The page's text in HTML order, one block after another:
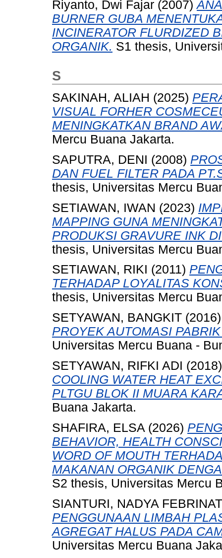
Riyanto, Dwi Fajar (2007)
BURNER GUBA
INCINERATOR FLURDIZED
ORGANIK. S1 thesis,
S
SAKINAH, ALIAH (2025)
VISUAL FORHER
MENINGKATKAN BRAND
Mercu Buana Jakarta.
SAPUTRA, DENI (2008)
DAN FUEL FILTER PADA
thesis, Universitas Mercu
SETIAWAN, IWAN (2023)
MAPPING GUNA
PRODUKSI GRAVURE INK
thesis, Universitas Mercu
SETIAWAN, RIKI (2011)
TERHADAP LOYALITAS
thesis, Universitas Mercu
SETYAWAN, BANGKIT
PROYEK AUTOMASI
Universitas Mercu Buana -
SETYAWAN, RIFKI ADI
COOLING WATER HEAT
PLTGU BLOK II MUARA
Buana Jakarta.
SHAFIRA, ELSA (2026)
BEHAVIOR, HEALTH
WORD OF MOUTH
MAKANAN ORGANIK
S2 thesis, Universitas Mercu
SIANTURI, NADYA
PENGGUNAAN LIMBAH
AGREGAT HALUS PADA
Universitas Mercu Buana